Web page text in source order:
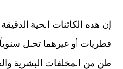
إن هذه الكائنات الحية
طن من المخلفات البشرية